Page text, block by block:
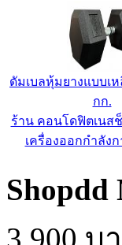
ประตูห้องน้ำสแต
ร้าน
Shopdd
3,900